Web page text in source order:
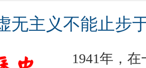
无主义不能止步
1941年，